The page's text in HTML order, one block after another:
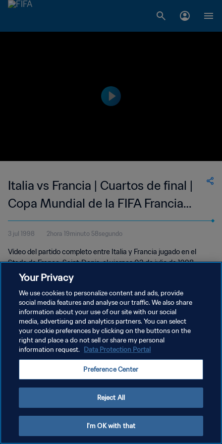
Italia vs Francia | Cuartos de final |
Copa Mundial de la FIFA Francia
1998™ | Partido completo
3 jul 1998 2hora 19minuto 58segundo
Vídeo del partido completo entre Italia y Francia jugado en el
Stade de France, Saint-Denis, el viernes 03 de julio de 1998.
POLÍTICA DE PRIVACIDAD
TÉRMINOS DE SERVICIO
AJUSTAR LA CONFIGURACIÓN DE LAS COOKIES
Your Privacy
We use cookies to personalize content and ads, provide
social media features and analyse our traffic. We also share
information about your use of our site with our social
media, advertising and analytics partners. You can select
your cookie preferences by clicking on the buttons on the
right and place a do not sell or share my personal
information request. Data Protection Portal
Preference Center
Reject All
I'm OK with that